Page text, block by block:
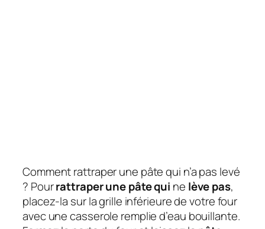
Comment rattraper une pâte qui n’a pas levé
? Pourrattraper une pâte qui ne lève pas,
placez-la sur la grille inférieure de votre four
avec une casserole remplie d’eau bouillante.